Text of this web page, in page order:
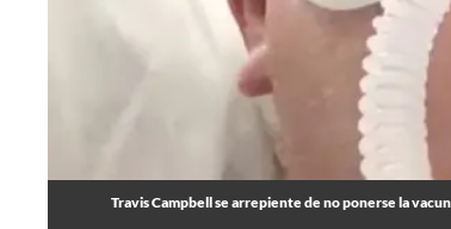
Travis Campbell se arrepiente de no ponerse la